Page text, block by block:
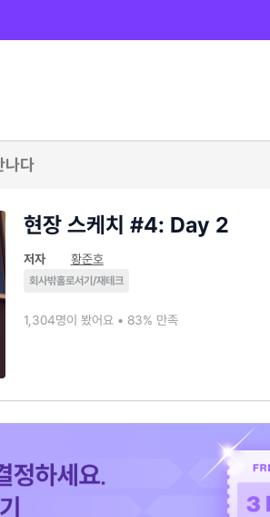
나다
현장 스케치 #4: Day 2
저자 황준호
회사밖홀로서기/재테크
1,304명이 봤어요 • 83% 만족